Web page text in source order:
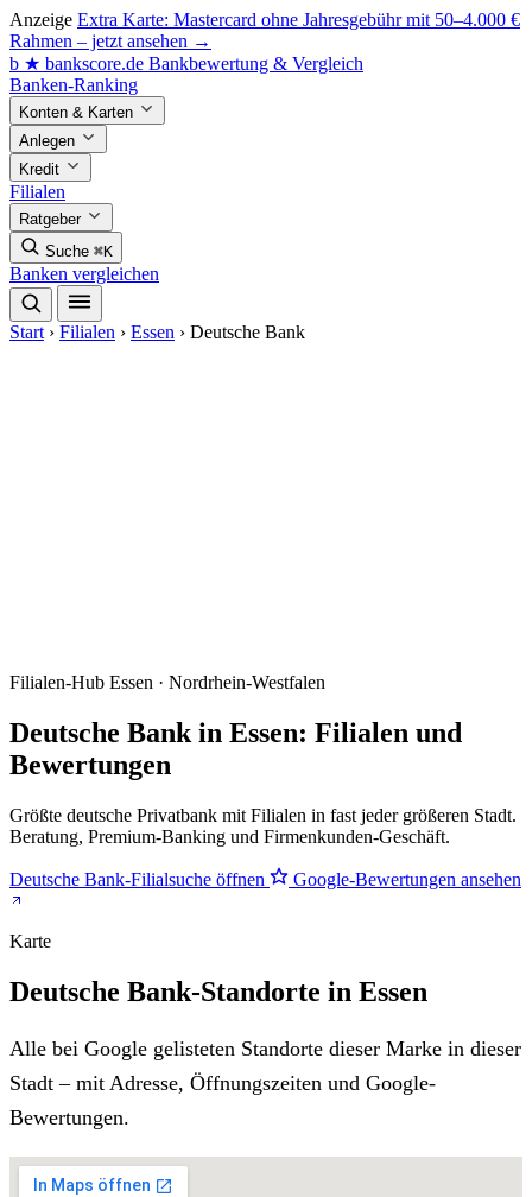
Anzeige Extra Karte: Mastercard ohne Jahresgebühr mit 50–4.000 €
Rahmen – jetzt ansehen →
b ★ bankscore.de Bankbewertung & Vergleich
Banken-Ranking
Konten & Karten
Anlegen
Kredit
Filialen
Ratgeber
Suche ⌘K
Banken vergleichen
Start › Filialen › Essen › Deutsche Bank
Filialen-Hub Essen · Nordrhein-Westfalen
Deutsche Bank in Essen: Filialen und
Bewertungen
Größte deutsche Privatbank mit Filialen in fast jeder größeren Stadt.
Beratung, Premium-Banking und Firmenkunden-Geschäft.
Deutsche Bank-Filialsuche öffnen Google-Bewertungen ansehen
Karte
Deutsche Bank-Standorte in Essen
Alle bei Google gelisteten Standorte dieser Marke in dieser
Stadt – mit Adresse, Öffnungszeiten und Google-
Bewertungen.